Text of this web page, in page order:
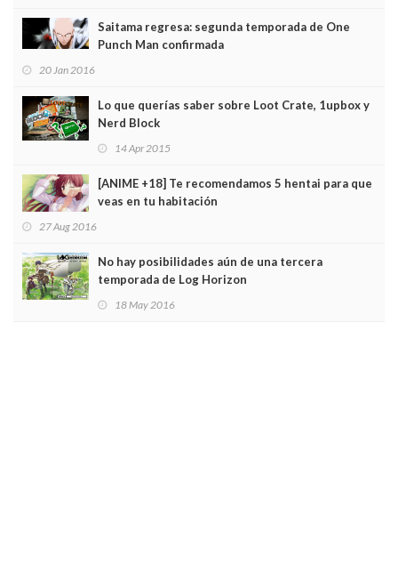
Saitama regresa: segunda temporada de One
Punch Man confirmada
20 Jan 2016
Lo que querías saber sobre Loot Crate, 1upbox y
Nerd Block
14 Apr 2015
[ANIME +18] Te recomendamos 5 hentai para que
veas en tu habitación
27 Aug 2016
No hay posibilidades aún de una tercera
temporada de Log Horizon
18 May 2016